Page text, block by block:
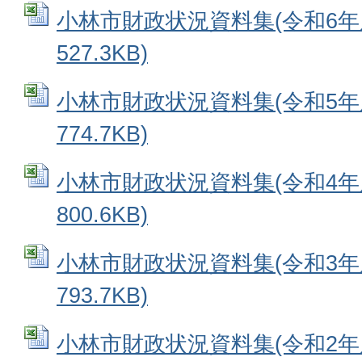
小林市財政状況資料集(令和6
527.3KB)
小林市財政状況資料集(令和5
774.7KB)
小林市財政状況資料集(令和4
800.6KB)
小林市財政状況資料集(令和3
793.7KB)
小林市財政状況資料集(令和2